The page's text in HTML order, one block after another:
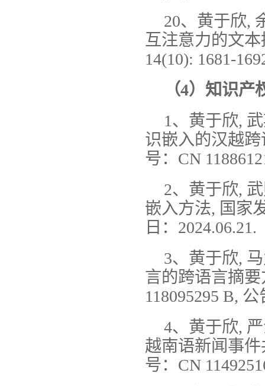
20、黄于欣,
互注意力的文
14(10): 1681-
（4）知识产
1、黄于欣,
识嵌入的汉越
号：CN
2、黄于欣,
嵌入方法, 国家
日：2024.06.21.
3、黄于欣,
言的跨语言摘
118095295 B,
4、黄于欣,
越南语新闻事
号：CN